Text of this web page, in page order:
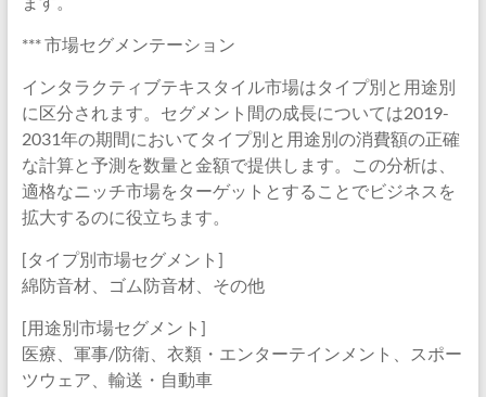
*** 市場セグメンテーション
インタラクティブテキスタイル市場はタイプ別と用途別
に区分されます。セグメント間の成長については2019-
2031年の期間においてタイプ別と用途別の消費額の正確
な計算と予測を数量と金額で提供します。この分析は、
適格なニッチ市場をターゲットとすることでビジネスを
拡大するのに役立ちます。
[タイプ別市場セグメント]
綿防音材、ゴム防音材、その他
[用途別市場セグメント]
医療、軍事/防衛、衣類・エンターテインメント、スポー
ツウェア、輸送・自動車